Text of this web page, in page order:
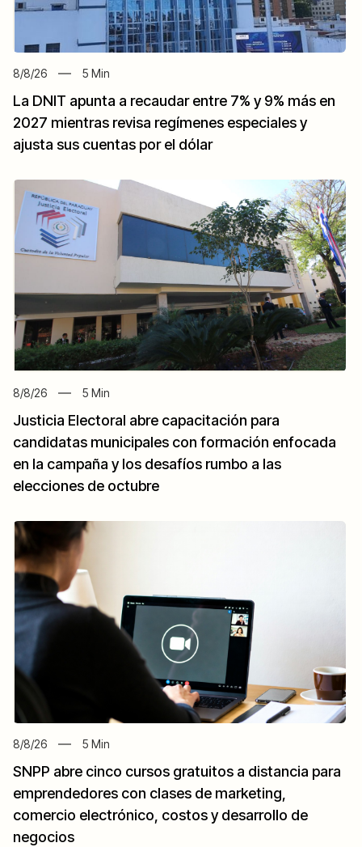
8/8/26 5 Min
La DNIT apunta a recaudar entre 7% y 9% más en
2027 mientras revisa regímenes especiales y
ajusta sus cuentas por el dólar
8/8/26 5 Min
Justicia Electoral abre capacitación para
candidatas municipales con formación enfocada
en la campaña y los desafíos rumbo a las
elecciones de octubre
8/8/26 5 Min
SNPP abre cinco cursos gratuitos a distancia para
emprendedores con clases de marketing,
comercio electrónico, costos y desarrollo de
negocios